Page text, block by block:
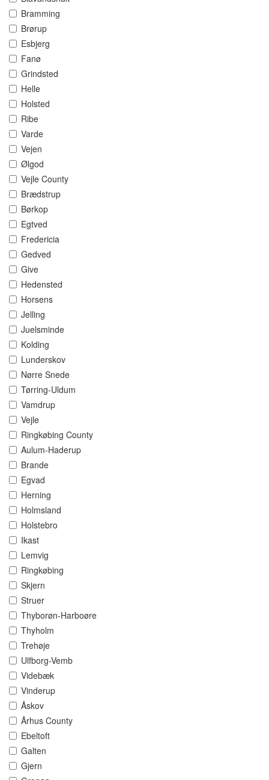
Bramming
Brørup
Esbjerg
Fanø
Grindsted
Helle
Holsted
Ribe
Varde
Vejen
Ølgod
Vejle County
Brædstrup
Børkop
Egtved
Fredericia
Gedved
Give
Hedensted
Horsens
Jelling
Juelsminde
Kolding
Lunderskov
Nørre Snede
Tørring-Uldum
Vamdrup
Vejle
Ringkøbing County
Aulum-Haderup
Brande
Egvad
Herning
Holmsland
Holstebro
Ikast
Lemvig
Ringkøbing
Skjern
Struer
Thyborøn-Harboøre
Thyholm
Trehøje
Ulfborg-Vemb
Videbæk
Vinderup
Åskov
Århus County
Ebeltoft
Galten
Gjern